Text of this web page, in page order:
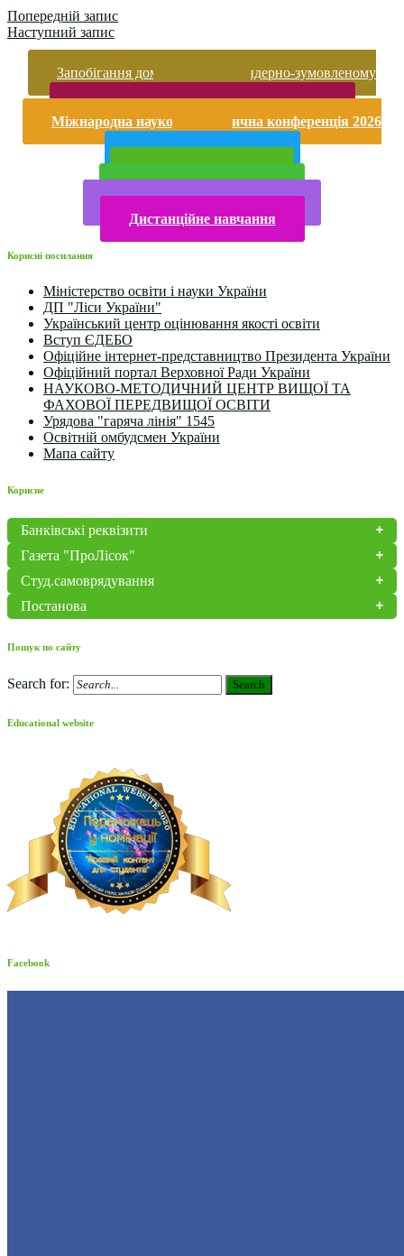
Попередній запис
Наступний запис
Запобігання домашньому та гендерно-зумовленому
Міжнародна науково-практична конференція 2026
Дистанційне навчання
Корисні посилання
Міністерство освіти і науки України
ДП "Ліси України"
Український центр оцінювання якості освіти
Вступ ЄДЕБО
Офіційне інтернет-представництво Президента України
Офіційний портал Верховної Ради України
НАУКОВО-МЕТОДИЧНИЙ ЦЕНТР ВИЩОЇ ТА
ФАХОВОЇ ПЕРЕДВИЩОЇ ОСВІТИ
Урядова "гаряча лінія" 1545
Освітній омбудсмен України
Мапа сайту
Корисне
Банківські реквізити
Газета "ПроЛісок"
Студ.самоврядування
Постанова
Пошук по сайту
Search for: Search
Educational website
Facebook